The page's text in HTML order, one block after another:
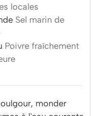
locales
Sel marin de
Poivre fraîchement
monder